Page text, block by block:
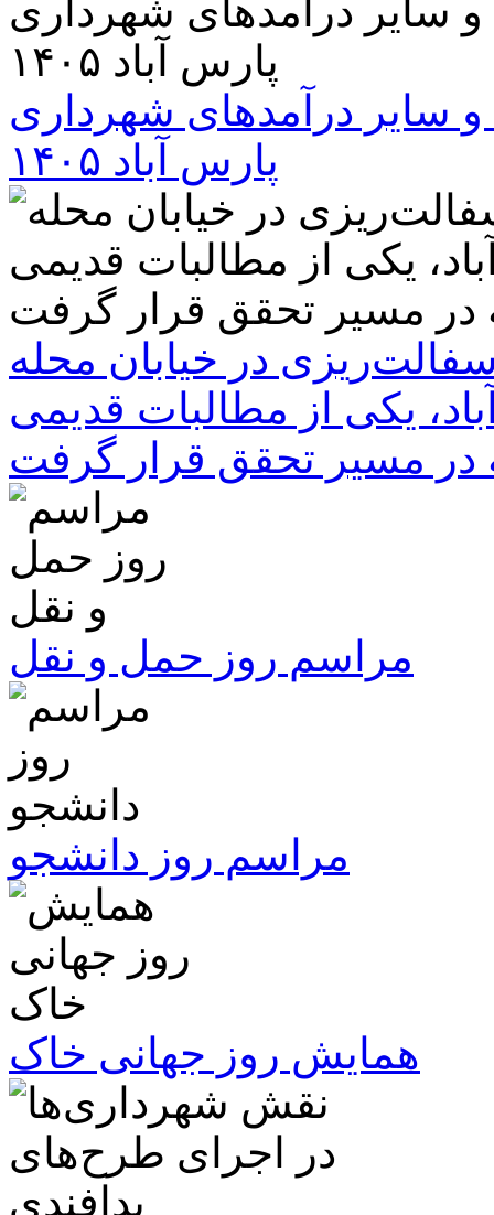
سایر درآمدهای شهرداری
پارس آباد ۱۴۰۵
در خیابان محله
یکی از مطالبات قدیمی
در مسیر تحقق قرار گرفت
مراسم روز حمل و نقل
مراسم روز دانشجو
همایش روز جهانی خاک